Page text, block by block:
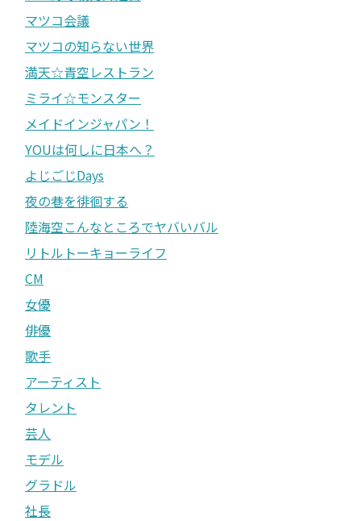
マツコ会議
マツコの知らない世界
満天☆青空レストラン
ミライ☆モンスター
メイドインジャパン！
YOUは何しに日本へ？
よじごじDays
夜の巷を徘徊する
陸海空こんなところでヤバいバル
リトルトーキョーライフ
CM
女優
俳優
歌手
アーティスト
タレント
芸人
モデル
グラドル
社長